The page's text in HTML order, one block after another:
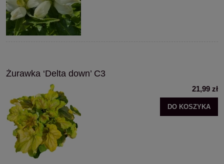
Żurawka ‘Delta down’ C3
21,99 zł
DO KOSZYKA